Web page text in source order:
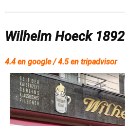
Wilhelm Hoeck 1892
4.4 en google / 4.5 en tripadvisor